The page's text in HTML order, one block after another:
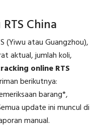
China
(Yiwu atau Guangzhou),
aktual, jumlah koli,
online RTS
berikutnya:
barang*,
update ini muncul di
manual.